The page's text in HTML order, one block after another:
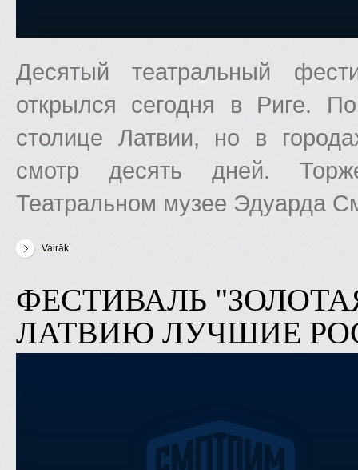
Десятый театральный
открылся сегодня в Риге.
столице Латвии, но в
смотр десять дней.
Театральном музее Эдуарда
Vairāk
ФЕСТИВАЛЬ
ЛАТВИЮ ЛУЧШИЕ